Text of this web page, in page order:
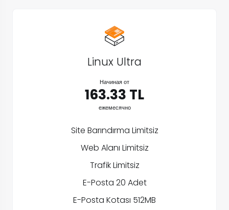
Linux Ultra
Начиная от
163.33 TL
ежемесячно
Site Barındırma Limitsiz
Web Alanı Limitsiz
Trafik Limitsiz
E-Posta 20 Adet
E-Posta Kotası 512MB